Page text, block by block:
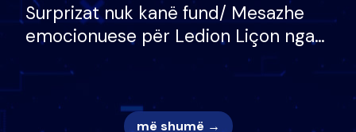
Surprizat nuk kanë fund/ Mesazhe
emocionuese për Ledion Liçon nga
nëna dhe fëmijët e tij, moderatori
nuk i mban dot lotët: Nuk meritoj…
më shumë →